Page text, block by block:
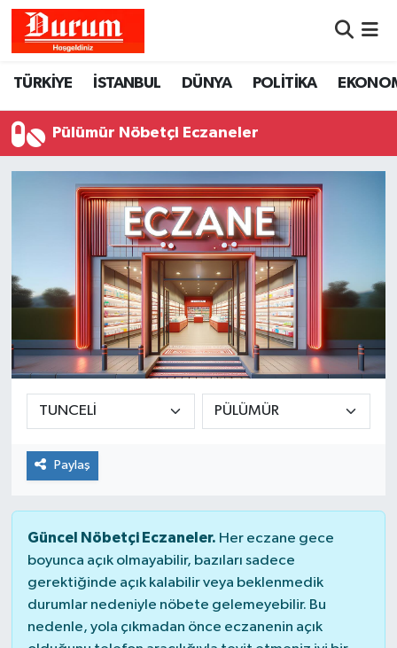
TÜRKİYE İSTANBUL DÜNYA POLİTİKA
Pülümür Nöbetçi Eczaneler
Paylaş
Güncel Nöbetçi Eczaneler. Her eczane gece
boyunca açık olmayabilir, bazıları sadece
gerektiğinde açık kalabilir veya beklenmedik
durumlar nedeniyle nöbete gelemeyebilir. Bu
nedenle, yola çıkmadan önce eczanenin açık
Hava Durumu
Namaz Vakitleri
Trafik Durumu
Süper Lig Puan Durumu ve Fikstür
Tüm Manşetler
Son Dakika Haberleri
Haber Arşivi